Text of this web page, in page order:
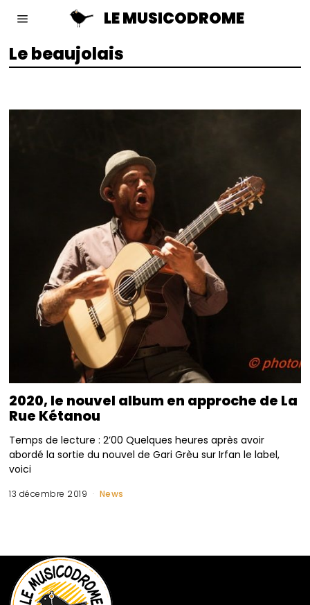
LE MUSICODROME
Le beaujolais
2020, le nouvel album en approche de La
Rue Kétanou
Temps de lecture : 2’00 Quelques heures après avoir
abordé la sortie du nouvel de Gari Grèu sur Irfan le label,
voici
13 décembre 2019 News